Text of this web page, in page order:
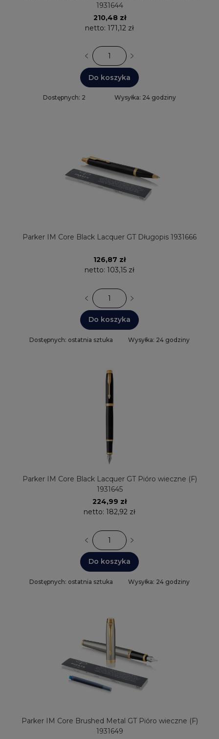
1931644
210,48 zł
netto: 171,12 zł
Do koszyka
Dostępnych: 2 Wysyłka: 24 godziny
Parker IM Core Black Lacquer GT Długopis 1931666
126,87 zł
netto: 103,15 zł
Do koszyka
Dostępnych: ostatnia sztuka Wysyłka: 24 godziny
Parker IM Core Black Lacquer GT Pióro wieczne (F)
1931645
224,99 zł
netto: 182,92 zł
Do koszyka
Dostępnych: ostatnia sztuka Wysyłka: 24 godziny
Parker IM Core Brushed Metal GT Pióro wieczne (F)
1931649